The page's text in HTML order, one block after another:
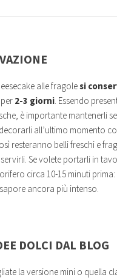
alle fragolesi
2-3 giorni. Essendo
è importante mantenerli
all’ultimo momento
resteranno belli freschi e
Se volete portarli in
circa 10-15 minuti
ancora più intenso.
DOLCI DAL BLOG
la versione mini o quella